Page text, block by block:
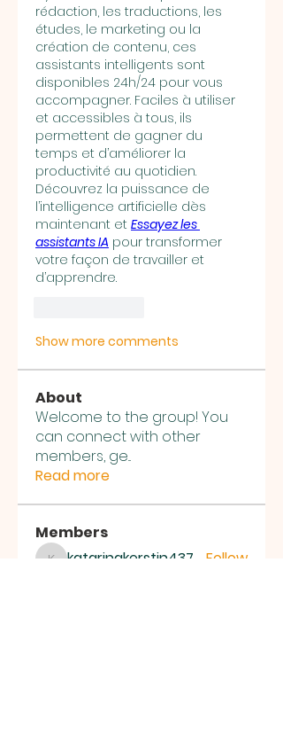
rédaction, les traductions, les
études, le marketing ou la
création de contenu, ces
assistants intelligents sont
disponibles 24h/24 pour vous
accompagner. Faciles à utiliser
et accessibles à tous, ils
permettent de gagner du
temps et d’améliorer la
productivité au quotidien.
Découvrez la puissance de
l’intelligence artificielle dès
maintenant et Essayez les
assistants IA pour transformer
votre façon de travailler et
d’apprendre.
Show more comments
About
Welcome to the group! You
can connect with other
members, ge...
Read more
Members
katarinakerstin437 Follow